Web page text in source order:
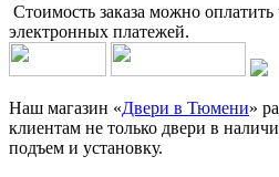
Стоимость заказа можно оплатить
электронных платежей.
Наш магазин «Двери в Тюмени»
клиентам не только двери в
подъем и установку.